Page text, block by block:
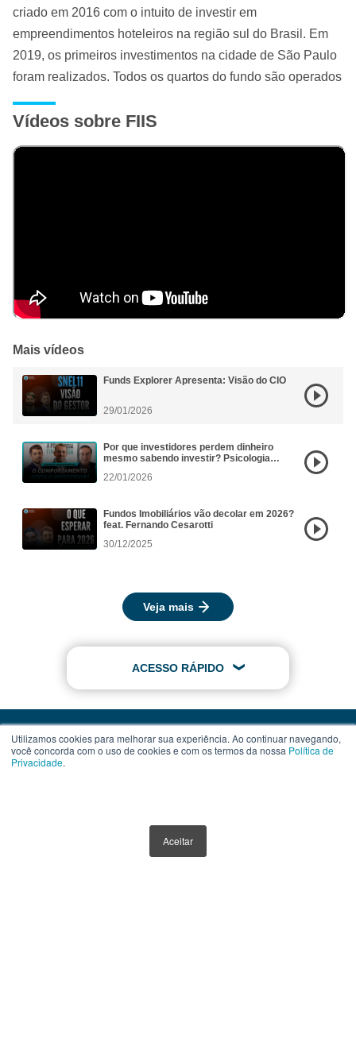
Utilizamos cookies para melhorar sua experiência. Ao continuar navegando,
você concorda com o uso de cookies e com os termos da nossa Política de
Privacidade.
Aceitar
criado em 2016 com o intuito de investir em
empreendimentos hoteleiros na região sul do Brasil. Em
2019, os primeiros investimentos na cidade de São Paulo
foram realizados. Todos os quartos do fundo são operados
Vídeos sobre FIIS
Mais vídeos
Funds Explorer Apresenta: Visão do CIO
29/01/2026
Por que investidores perdem dinheiro
mesmo sabendo investir? Psicologia
22/01/2026
Fundos Imobiliários vão decolar em 2026?
feat. Fernando Cesarotti
30/12/2025
Veja mais
ACESSO RÁPIDO
Termos de Uso
Política de Privacidade